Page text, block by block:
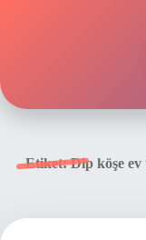
Etiket:Dip köşe ev